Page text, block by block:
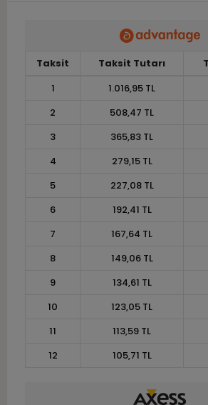
Taksit Taksit Tutarı
1
1.016,95 TL
2
508,47 TL
3
365,83 TL
4
279,15 TL
5
227,08 TL
6
192,41 TL
7
167,64 TL
8
149,06 TL
9
134,61 TL
10
123,05 TL
11
113,59 TL
12
105,71 TL